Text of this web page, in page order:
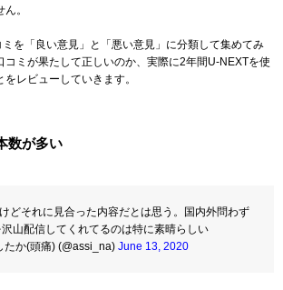
。
を「良い意見」と「悪い意見」に分類して集めてみ
コミが果たして正しいのか、実際に2年間U-NEXTを使
レビューしていきます。
数が多い
どそれに見合った内容だとは思う。国内外問わず
山配信してくれてるのは特に素晴らしい
か(頭痛) (@assi_na) June 13, 2020